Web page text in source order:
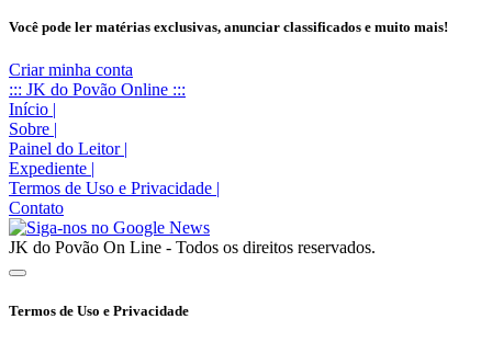
Você pode ler matérias exclusivas, anunciar classificados e muito mais!
Criar minha conta
::: JK do Povão Online :::
Início |
Sobre |
Painel do Leitor |
Expediente |
Termos de Uso e Privacidade |
Contato
JK do Povão On Line - Todos os direitos reservados.
Termos de Uso e Privacidade